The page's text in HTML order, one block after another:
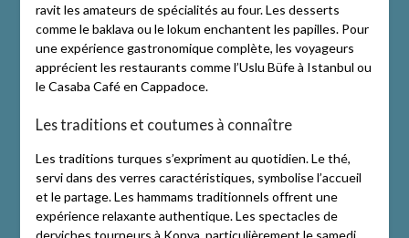
ravit les amateurs de spécialités au four. Les desserts
comme le baklava ou le lokum enchantent les papilles. Pour
une expérience gastronomique complète, les voyageurs
apprécient les restaurants comme l’Uslu Büfe à Istanbul ou
le Casaba Café en Cappadoce.
Les traditions et coutumes à connaître
Les traditions turques s’expriment au quotidien. Le thé,
servi dans des verres caractéristiques, symbolise l’accueil
et le partage. Les hammams traditionnels offrent une
expérience relaxante authentique. Les spectacles de
derviches tourneurs à Konya, particulièrement le samedi